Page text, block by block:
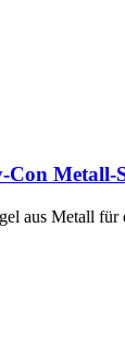
Metall-
aus Metall für